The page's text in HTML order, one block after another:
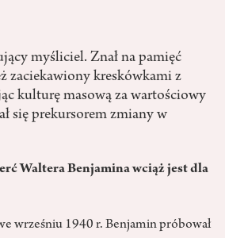
myśliciel. Znał na pamięć
zaciekawiony kreskówkami z
kulturę masową za wartościowy
się prekursorem zmiany w
Waltera Benjamina wciąż jest dla
wrześniu 1940 r. Benjamin próbował